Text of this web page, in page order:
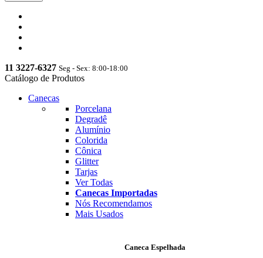
11 3227-6327 Seg - Sex: 8:00-18:00
Catálogo de Produtos
Canecas
Porcelana
Degradê
Alumínio
Colorida
Cônica
Glitter
Tarjas
Ver Todas
Canecas Importadas
Nós Recomendamos
Mais Usados
Caneca Espelhada